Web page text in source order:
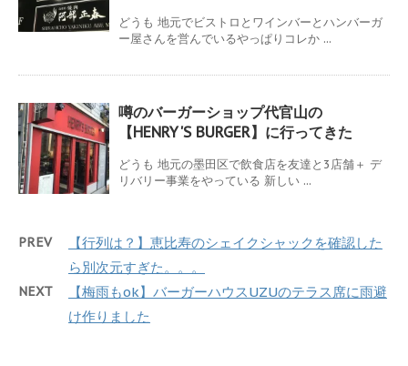
どうも 地元でビストロとワインバーとハンバーガ
ー屋さんを営んでいるやっぱりコレか ...
噂のバーガーショップ代官山の
【HENRY'S BURGER】に行ってきた
どうも 地元の墨田区で飲食店を友達と3店舗＋ デ
リバリー事業をやっている 新しい ...
PREV
【行列は？】恵比寿のシェイクシャックを確認した
ら別次元すぎた。。。
NEXT
【梅雨もok】バーガーハウスUZUのテラス席に雨避
け作りました